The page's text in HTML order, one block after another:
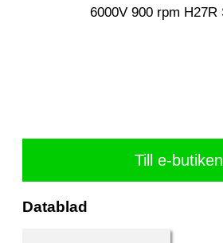
Till e-butiken
Datablad